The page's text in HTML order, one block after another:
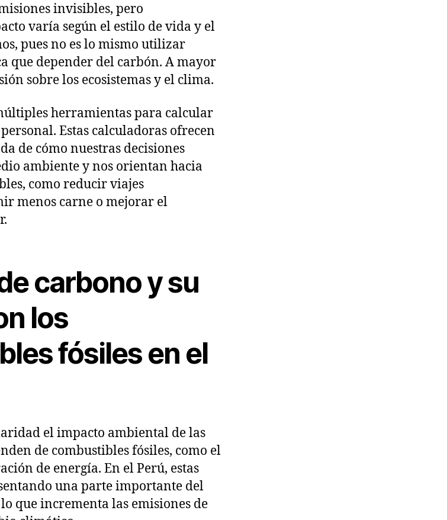
invisibles, pero
varía según el estilo de vida y el
pues no es lo mismo utilizar
que depender del carbón. A mayor
sobre los ecosistemas y el clima.
herramientas para calcular
Estas calculadoras ofrecen
de cómo nuestras decisiones
ambiente y nos orientan hacia
como reducir viajes
menos carne o mejorar el
carbono y su
los
fósiles en el
el impacto ambiental de las
de combustibles fósiles, como el
de energía. En el Perú, estas
una parte importante del
que incrementa las emisiones de